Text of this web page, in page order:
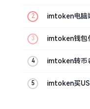
imtoken电脑
imtoken钱包
imtoken转币
imtoken买